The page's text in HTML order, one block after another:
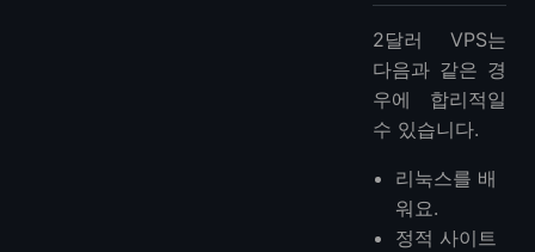
2달러 VPS는
다음과 같은 경
우에 합리적일
수 있습니다.
리눅스를 배
워요.
정적 사이트